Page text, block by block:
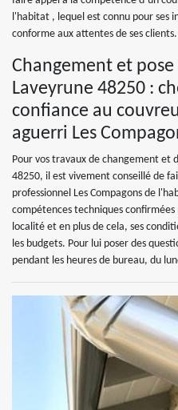
l'habitat , lequel est connu pour ses
conforme aux attentes de ses
Changement et
Laveyrune 48250 :
confiance au
aguerri Les
Pour vos travaux de changement et
48250, il est vivement conseillé de
professionnel Les Compagons de
compétences techniques
localité et en plus de cela, ses
les budgets. Pour lui poser des
pendant les heures de bureau, du